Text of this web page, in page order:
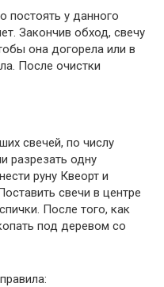
постоять у данного
Закончив обход, свечу
она догорела или в
После очистки
свечей, по числу
разрезать одну
руну Квеорт и
свечи в центре
После того, как
под деревом со